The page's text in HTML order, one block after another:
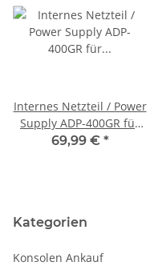
Internes Netzteil / Power
Supply ADP-400GR für
Playstation 5 PS5 CFI-
69,99 € *
Kategorien
Konsolen Ankauf